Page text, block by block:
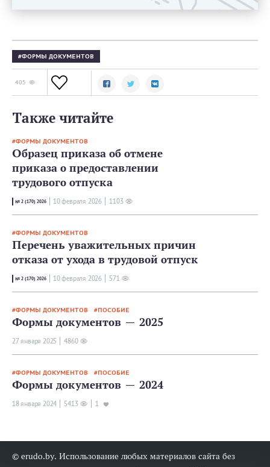
ФОРМЫ ДОКУМЕНТОВ
405
Также читайте
ФОРМЫ ДОКУМЕНТОВ
Образец приказа об отмене
приказа о предоставлении
трудового отпуска
№ 2 (170) 2026 10 февраля 2026 1103
ФОРМЫ ДОКУМЕНТОВ
Перечень уважительных причин
отказа от ухода в трудовой отпуск
№ 2 (170) 2026 10 февраля 2026 571
ФОРМЫ ДОКУМЕНТОВ ПОСОБИЕ
Формы документов — 2025
27 января 2025 4860
ФОРМЫ ДОКУМЕНТОВ ПОСОБИЕ
Формы документов — 2024
18 января 2024 5413 1
© erudo.by. Использование любых материалов сайта без